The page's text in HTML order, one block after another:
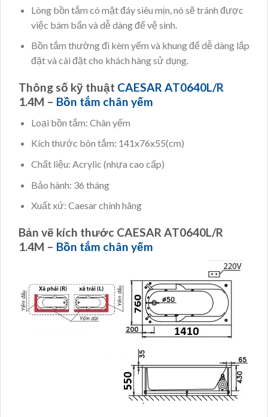
Lòng bồn tắm có mặt đáy siêu mịn, nó sẽ tránh được
việc bám bẩn và dễ dàng để vệ sinh.
Bồn tắm thường đi kèm yếm và khung để dễ dàng lắp
đặt và cài đặt cho khách hàng sử dụng.
Thông số kỹ thuật CAESAR AT0640L/R
1.4M – Bồn tắm chân yếm
Loại bồn tắm: Chân yếm
Kích thước bôn tắm: 141x76x55(cm)
Chất liệu: Acrylic (nhựa cao cấp)
Bảo hành: 36 tháng
Xuất xứ: Caesar chính hãng
Bản vẽ kích thước CAESAR AT0640L/R
1.4M – Bồn tắm chân yếm